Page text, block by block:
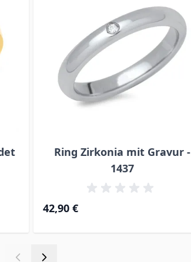
Ring Zirkonia mit Gravur -
1437
42,90 €